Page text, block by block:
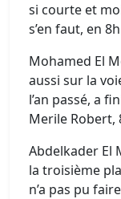
si courte et
s’en faut, en
Mohamed El
aussi sur la
l’an passé, a
Merile Robert,
Abdelkader El
la troisième
n’a pas pu